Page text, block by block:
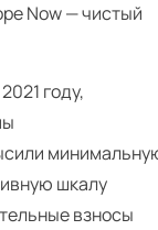
Now — чистый
году,
шкалу
взносы